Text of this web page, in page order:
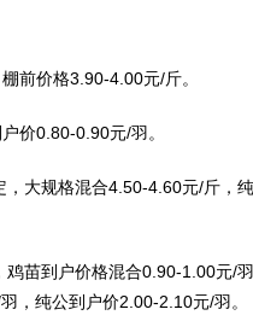
前价格3.90-4.00元/斤。
价0.80-0.90元/羽。
，大规格混合4.50-4.60元/斤，
苗到户价格混合0.90-1.00元/
，纯公到户价2.00-2.10元/羽。